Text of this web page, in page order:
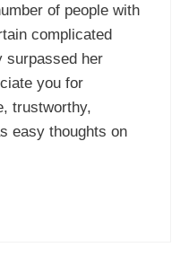
of people with
complicated
surpassed her
you for
trustworthy,
easy thoughts on